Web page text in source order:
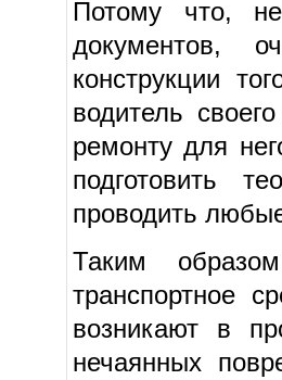
Потому что,
документов,
конструкции
водитель
ремонту для
подготовить
проводить
Таким
транспортное
возникают в
нечаянных